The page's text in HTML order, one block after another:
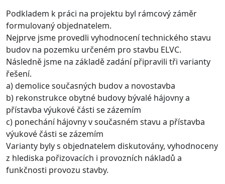
Podkladem k práci na projektu byl rámcový záměr
formulovaný objednatelem.
Nejprve jsme provedli vyhodnocení technického stavu
budov na pozemku určeném pro stavbu ELVC.
Následně jsme na základě zadání připravili tři varianty
řešení.
a) demolice současných budov a novostavba
b) rekonstrukce obytné budovy bývalé hájovny a
přístavba výukové části se zázemím
c) ponechání hájovny v současném stavu a přístavba
výukové části se zázemím
Varianty byly s objednatelem diskutovány, vyhodnoceny
z hlediska pořizovacích i provozních nákladů a
funkčnosti provozu stavby.